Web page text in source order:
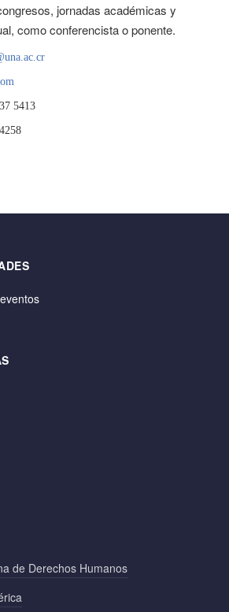
jornadas académicas y
como conferencista o ponente.
5413
de Derechos Humanos